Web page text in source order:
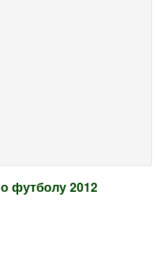
футболу 2012